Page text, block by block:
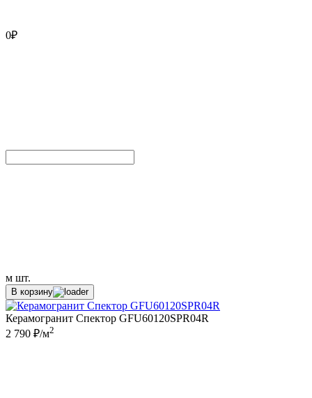
0₽
м шт.
В корзину
Керамогранит Спектор GFU60120SPR04R
2 790 ₽/м2